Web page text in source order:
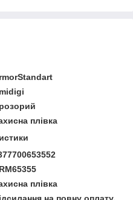
плівка
плівка
на повну оплату.